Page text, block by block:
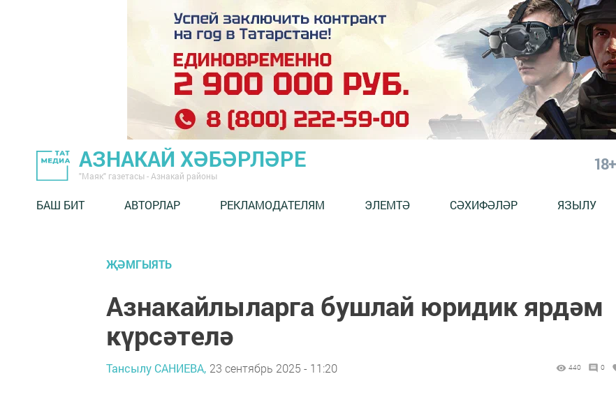
АЗНАКАЙ ХӘБӘРЛӘРЕ
"Маяк" газетасы - Азнакай районы
18+
БАШ БИТ АВТОРЛАР РЕКЛАМОДАТЕЛЯМ ЭЛЕМТӘ СӘХИФӘЛӘР ЯЗЫЛУ
ҖӘМГЫЯТЬ
Азнакайлыларга бушлай юридик ярдәм
күрсәтелә
Тансылу САНИЕВА, 23 сентябрь 2025 - 11:20 440 0